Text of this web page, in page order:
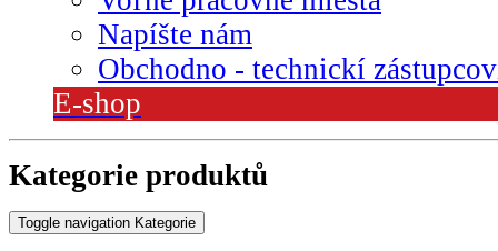
Napíšte nám
Obchodno - technickí
E-shop
Kategorie produktů
Toggle navigation Kategorie